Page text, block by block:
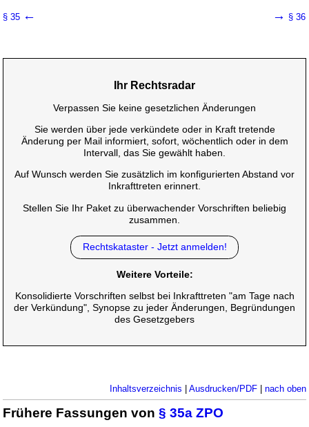
§ 35 ← → § 36
Ihr Rechtsradar
Verpassen Sie keine gesetzlichen Änderungen
Sie werden über jede verkündete oder in Kraft tretende
Änderung per Mail informiert, sofort, wöchentlich oder in dem
Intervall, das Sie gewählt haben.
Auf Wunsch werden Sie zusätzlich im konfigurierten Abstand vor
Inkrafttreten erinnert.
Stellen Sie Ihr Paket zu überwachender Vorschriften beliebig
zusammen.
Rechtskataster - Jetzt anmelden!
Weitere Vorteile:
Konsolidierte Vorschriften selbst bei Inkrafttreten "am Tage nach
der Verkündung", Synopse zu jeder Änderungen, Begründungen
des Gesetzgebers
Inhaltsverzeichnis Ausdrucken/PDF| nach oben
Frühere Fassungen von§ 35a ZPO